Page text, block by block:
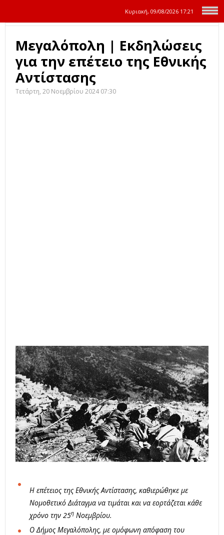
Κυριακή, 09/08/2026 17:21
Μεγαλόπολη | Εκδηλώσεις
για την επέτειο της Εθνικής
Αντίστασης
Τετάρτη, 20 Νοεμβρίου 2024 07:30
Η επέτειος της Εθνικής Αντίστασης, καθιερώθηκε με
Νομοθετικό Διάταγμα να τιμάται και να εορτάζεται κάθε
χρόνο την 25η Νοεμβρίου.
Ο Δήμος Μεγαλόπολης, με ομόφωνη απόφαση του